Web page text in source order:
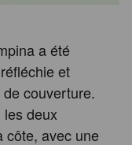
a été
et
couverture.
deux
côte, avec une